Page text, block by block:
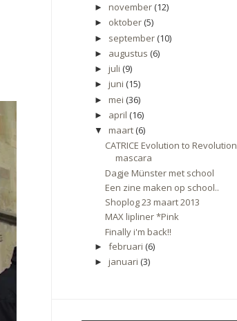
► november(12)
► oktober(5)
► september(10)
► augustus (6)
► juli (9)
► juni (15)
► mei (36)
► april (16)
▼ maart(6)
CATRICE Evolution to Revolution
mascara
Dagje Münster met school
Een zine maken op school..
Shoplog 23 maart 2013
MAX lipliner *Pink
Finally i'm back!!
► februari (6)
► januari (3)